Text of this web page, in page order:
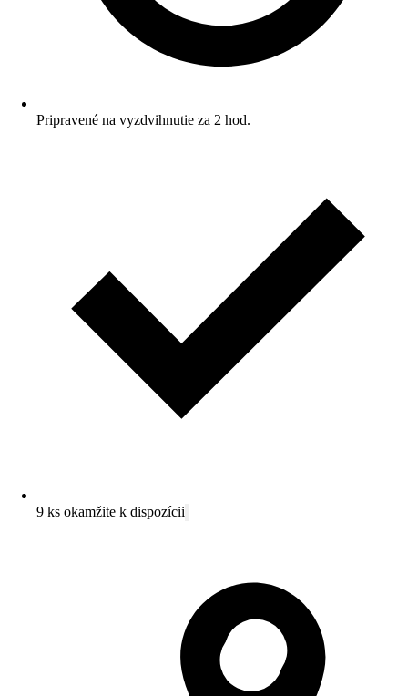
Pripravené na vyzdvihnutie za 2 hod.
9 ks okamžite k dispozícii